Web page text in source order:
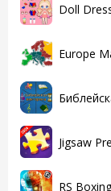
Doll
Europe
Jigsaw
RS